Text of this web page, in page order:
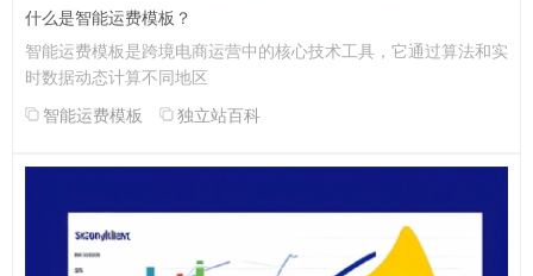
什么是智能运费模板？
智能运费模板是跨境电商运营中的核心技术工具，它通过算法和实
时数据动态计算不同地区
智能运费模板
独立站百科